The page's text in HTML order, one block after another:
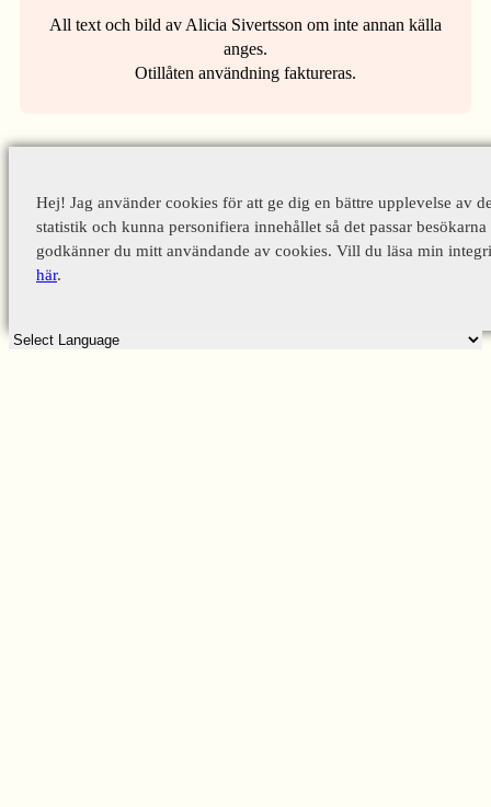
All text och bild av Alicia Sivertsson om inte annan källa
anges.
Otillåten användning faktureras.
Hej! Jag använder cookies för att ge dig en bättre upplevelse av
statistik och kunna personifiera innehållet så det passar
godkänner du mitt användande av cookies. Vill du läsa min
här.